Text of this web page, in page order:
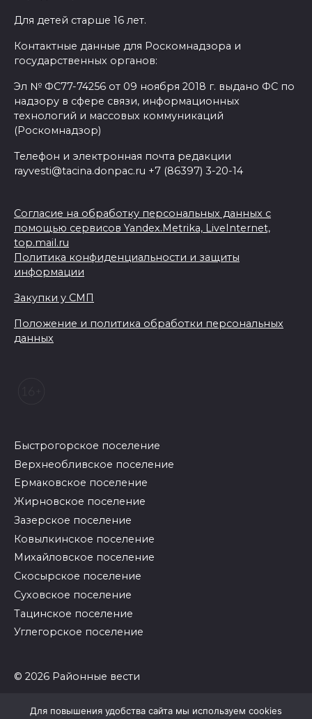
Для детей старше 16 лет.
Контактные данные для Роскомнадзора и
государственных органов:
Эл № ФС77-74256 от 09 ноября 2018 г. выдано ФС по
надзору в сфере связи, информационных
технологий и массовых коммуникаций
(Роскомнадзор)
Телефон и электронная почта редакции
rayvesti@tacina.donpac.ru +7 (86397) 3-20-14
Согласие на обработку персональных данных с
помощью сервисов Yandex.Metrika, LiveInternet,
top.mail.ru
Политика конфиденциальности и защиты
информации
Закупки у СМП
Положение и политика обработки персональных
данных
Быстрогорское поселение
Верхнеобливское поселение
Ермаковское поселение
Жирновское поселение
Зазерское поселение
Ковылкинское поселение
Михайловское поселение
Скосырское поселение
Суховское поселение
Тацинское поселение
Углегорское поселение
© 2026 Районные вести
Для повышения удобства сайта мы используем cookies